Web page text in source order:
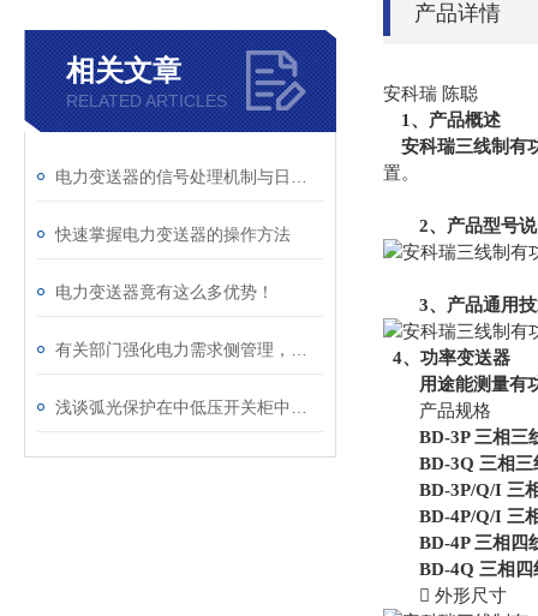
相关文章
RELATED ARTICLES
快速掌握电力变送器的操作方法
电力变送器竟有这么多优势！
产品详情
安科瑞 陈聪
1、产品概述
安科瑞三线制有
置。
2、产品型号
3、产品通用
4、功率变送器
用途能测量有
产品规格
BD-3P 三相三
BD-3Q 三相三
BD-3P/Q/I 三相
BD-4P/Q/I 三相
BD-4P 三相四线
BD-4Q 三相四
 外形尺寸